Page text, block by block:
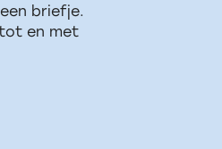
briefje.
en met